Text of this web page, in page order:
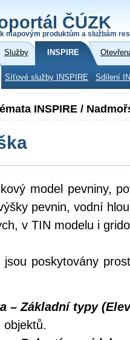
ČÚZK
mapovým produktům a službám
Služby INSPIRE
Síťové služby INSPIRE Sdílení
INSPIRE /
model pevniny,
pevnin, vodní
v TIN modelu i
jsou poskytovány
– Základní typy